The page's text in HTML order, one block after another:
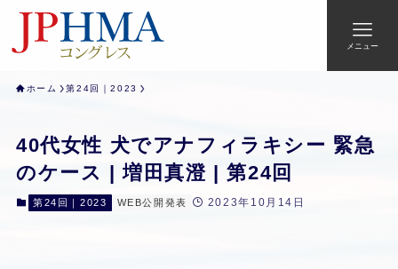
メニュー
ホーム 第24回｜2023
40代女性 犬でアナフィラキシー 緊急
のケース | 増田真澄 | 第24回
第24回｜2023 WEB公開発表 2023年10月14日